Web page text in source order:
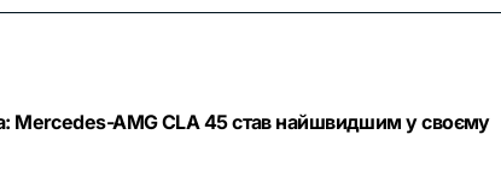
Mercedes-AMG CLA 45 став найшвидшим у своєму